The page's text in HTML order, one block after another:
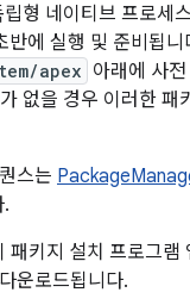
형 네이티브 프로세
반에 실행 및 준비됩니
apex 아래에 사
없을 경우 이러한 패
스는
패키지 설치 프로그램
운로드됩니다.